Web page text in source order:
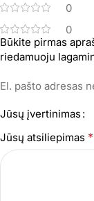
0
0
Būkite pirmas
riedamuoju
El. pašto adresas
Jūsų įvertinimas
Jūsų atsiliepimas *